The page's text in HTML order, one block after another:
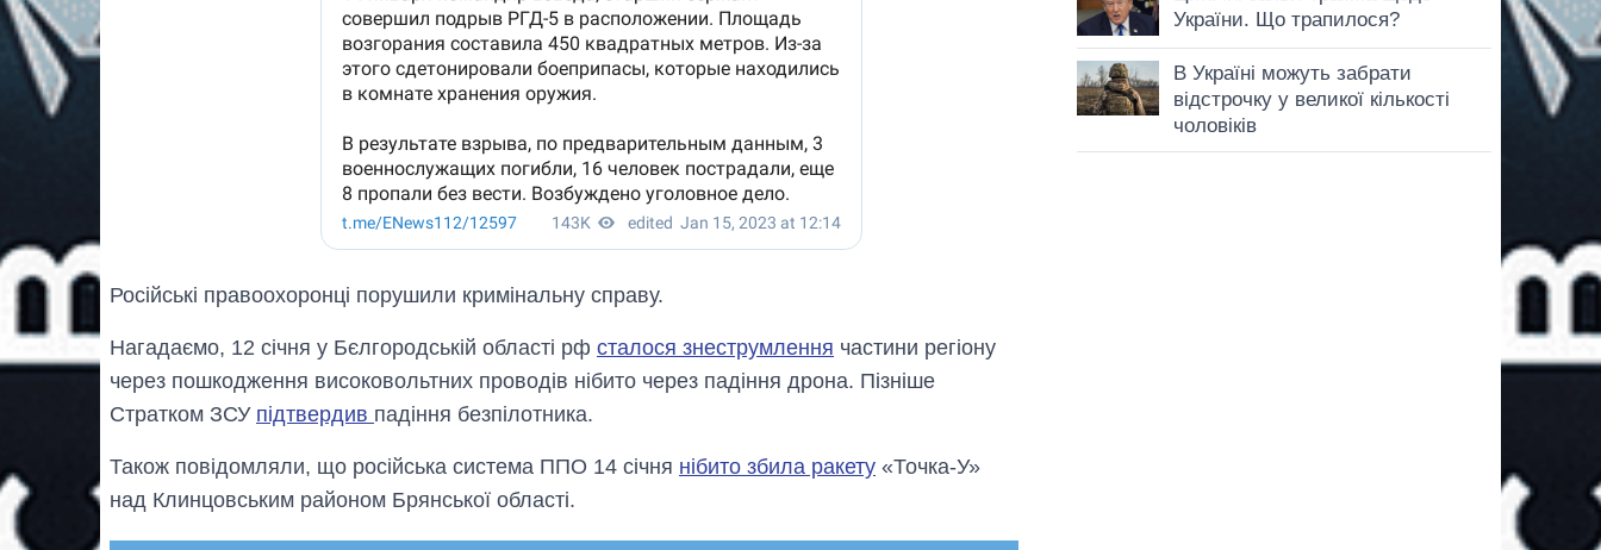
Російські правоохоронці порушили кримінальну справу.
Нагадаємо, 12 січня у Бєлгородській області рф сталося знеструмлення частини регіону
через пошкодження високовольтних проводів нібито через падіння дрона. Пізніше
Стратком ЗСУ підтвердив падіння безпілотника.
Також повідомляли, що російська система ППО 14 січня нібито збила ракету «Точка-У»
над Клинцовським районом Брянської області.